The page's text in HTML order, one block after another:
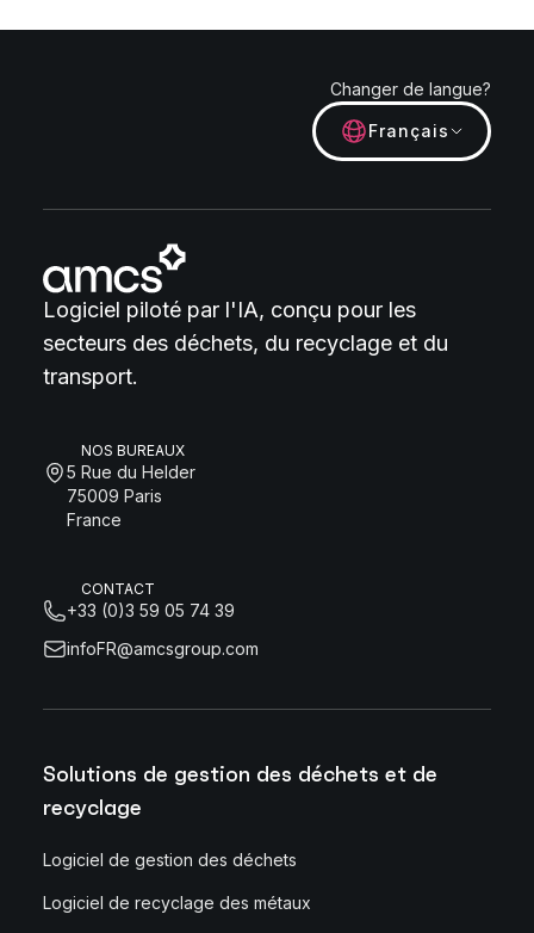
Changer de langue?
Français
Logiciel piloté par l'IA, conçu pour les
secteurs des déchets, du recyclage et du
transport.
NOS BUREAUX
5 Rue du Helder
75009 Paris
France
CONTACT
+33 (0)3 59 05 74 39
infoFR@amcsgroup.com
Solutions de gestion des déchets et de
recyclage
Logiciel de gestion des déchets
Logiciel de recyclage des métaux